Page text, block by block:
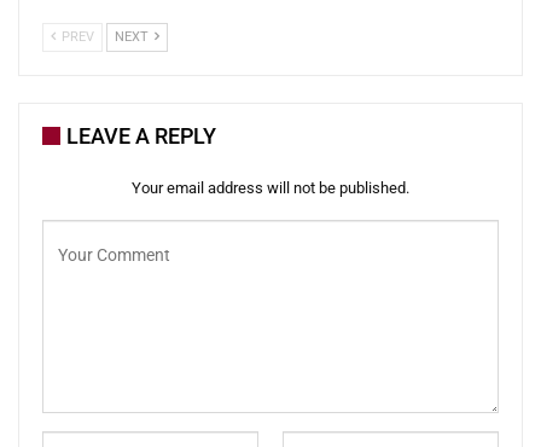
PREV NEXT
LEAVE A REPLY
Your email address will not be published.